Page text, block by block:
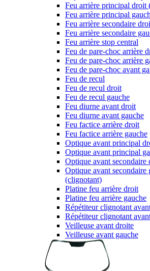
Feu arrière principal droit
Feu arrière principal
Feu arrière secondaire
Feu arrière secondaire
Feu arrière stop central
Feu de pare-choc arrière
Feu de pare-choc arrière
Feu de pare-choc avant
Feu de recul
Feu de recul droit
Feu de recul gauche
Feu diurne avant droit
Feu diurne avant gauche
Feu factice arrière droit
Feu factice arrière gauche
Optique avant principal
Optique avant principal
Optique avant
Optique avant secondaire
(clignotant)
Platine feu arrière droit
Platine feu arrière gauche
Répétiteur clignotant
Répétiteur clignotant
Veilleuse avant droite
Veilleuse avant gauche